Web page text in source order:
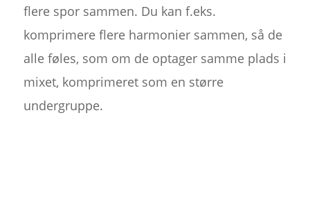
flere spor sammen. Du kan f.eks.
komprimere flere harmonier sammen, så de
alle føles, som om de optager samme plads i
mixet, komprimeret som en større
undergruppe.